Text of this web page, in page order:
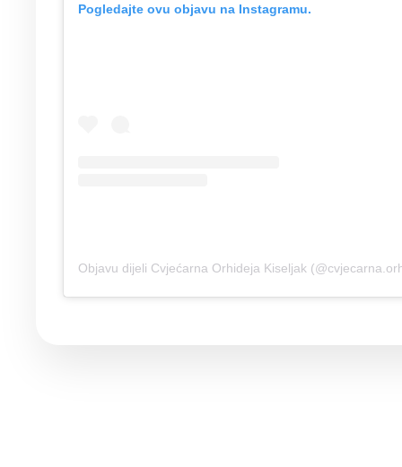
Pogledajte ovu objavu na Instagramu.
Objavu dijeli Cvjećarna Orhideja Kiseljak